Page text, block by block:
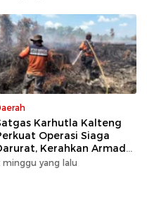
Karhutla Kalteng
Operasi Siaga
Kerahkan Armada
dan Darat
minggu yang lalu